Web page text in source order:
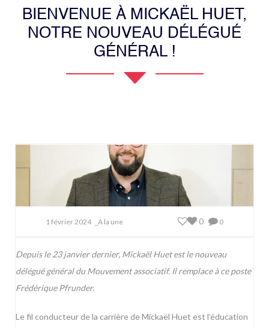
BIENVENUE À MICKAËL HUET,
NOTRE NOUVEAU DÉLÉGUÉ
GÉNÉRAL !
1 février 2024 _A la une 0
0
Depuis le 23 janvier dernier, Mickaël Huet est le nouveau
délégué général du Mouvement associatif. Il remplace à ce poste
Frédérique Pfrunder.
Le fil conducteur de la carrière de Mickaël Huet est l’éducation